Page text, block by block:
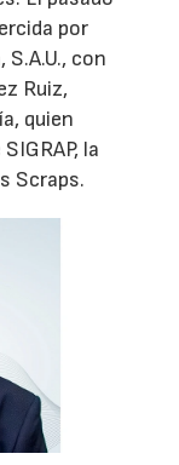
por
con
Ruiz,
quien
la
Scraps.